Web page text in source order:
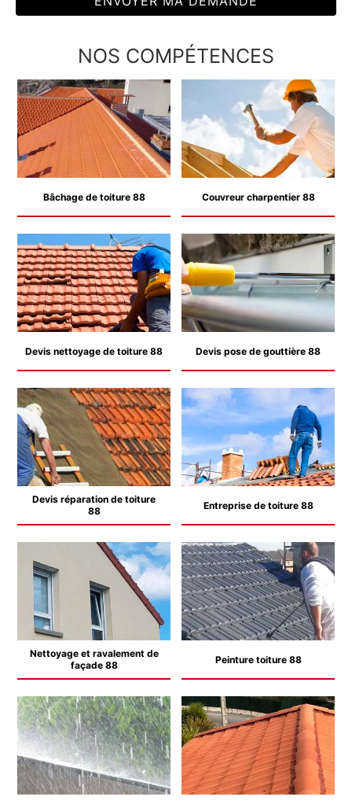
NOS COMPÉTENCES
Bâchage de toiture 88 Couvreur charpentier 88
Devis nettoyage de toiture 88 Devis pose de gouttière 88
Devis réparation de toiture
88
Entreprise de toiture 88
Nettoyage et ravalement de
façade 88
Peinture toiture 88